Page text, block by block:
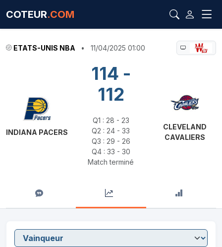
COTEUR.COM
ETATS-UNIS NBA • 11/04/2025 01:00
INDIANA PACERS
114 -
112
Q1 : 28 - 23
Q2 : 24 - 33
Q3 : 29 - 26
Q4 : 33 - 30
Match terminé
CLEVELAND
CAVALIERS